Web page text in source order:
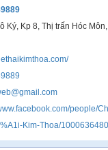
Ký, Kp 8, Thị trấn Hóc
people/
Kim-Thoa/